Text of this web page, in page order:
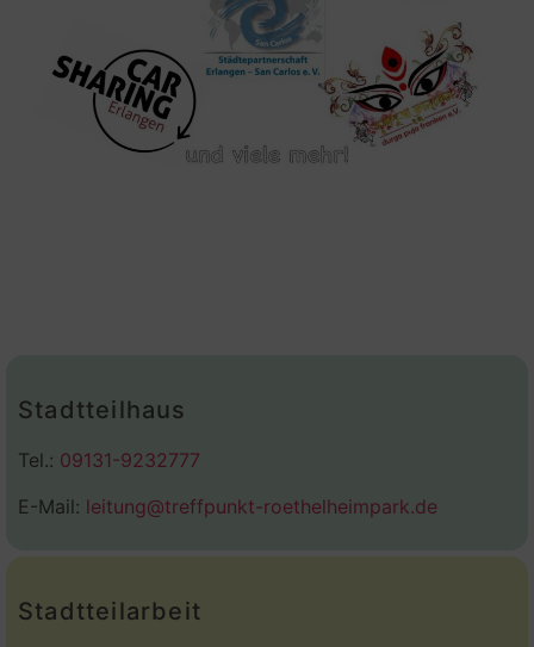
Stadtteilhaus
Tel.: 09131-9232777
E-Mail: leitung@treffpunkt-roethelheimpark.de
Stadtteilarbeit